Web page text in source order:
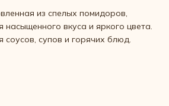
из спелых помидоров,
насыщенного вкуса и яркого цвета.
супов и горячих блюд.